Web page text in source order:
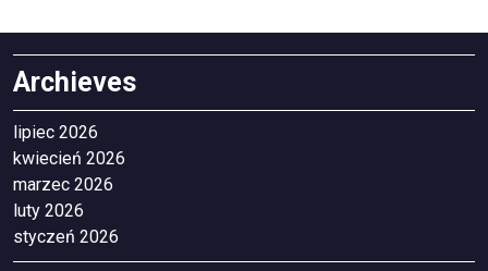
Archieves
lipiec 2026
kwiecień 2026
marzec 2026
luty 2026
styczeń 2026